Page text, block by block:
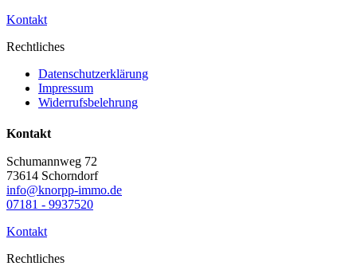
Kontakt
Rechtliches
Datenschutzerklärung
Impressum
Widerrufsbelehrung
Kontakt
Schumannweg 72
73614 Schorndorf
info@knorpp-immo.de
07181 - 9937520
Kontakt
Rechtliches